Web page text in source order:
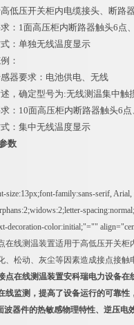
压开关柜内电缆接头、断路器
1面高压柜内断路器触头6点
单独无线温度显示
：
要求：电池供电、无线
确定型号为:无线测温集中触摸
10面高压柜内断路器触头6点
集中无线温度显示
数
size:13px;font-family:sans-serif,
decoration-color:initial;"=""
线测温装置适用于高低压开关柜
、松动、灰尘等因素造成接点接触
点在线测温装置安科瑞电力设备在
线监测，提高了设备运行的可靠性
波器件的热敏感物理特性、逆压